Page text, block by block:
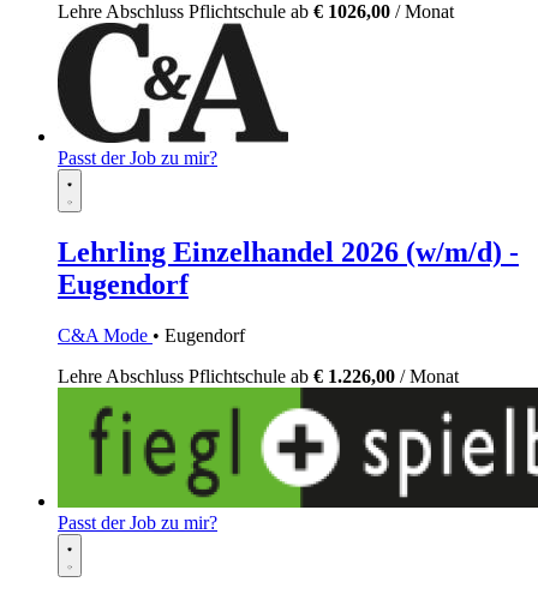
LehreAbschluss Pflichtschule ab € 1026,00 / Monat
Passt der Job zu mir?
Lehrling Einzelhandel 2026 (w/m/d) -
Eugendorf
C&A Mode • Eugendorf
Lehre Abschluss Pflichtschule ab € 1.226,00 / Monat
Passt der Job zu mir?